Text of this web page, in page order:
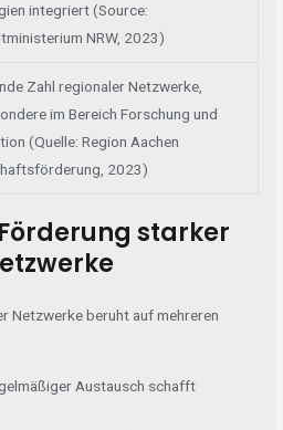
integriert (Source:
NRW, 2023)
Zahl regionaler Netzwerke,
im Bereich Forschung und
(Quelle: Region Aachen
2023)
starker
Netzwerke beruht auf mehreren
Austausch schafft